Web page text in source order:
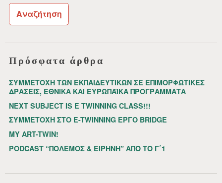
ρ
θ
ρ
ω
Πρόσφατα άρθρα
ΣΥΜΜΕΤΟΧΗ ΤΩΝ ΕΚΠΑΙΔΕΥΤΙΚΩΝ ΣΕ ΕΠΙΜΟΡΦΩΤΙΚΕΣ
ΔΡΑΣΕΙΣ, ΕΘΝΙΚΑ ΚΑΙ ΕΥΡΩΠΑΪΚΑ ΠΡΟΓΡΑΜΜΑΤΑ
NEXT SUBJECT IS E TWINNING CLASS!!!
ΣΥΜΜΕΤΟΧΗ ΣΤΟ E-TWINNING ΕΡΓΟ BRIDGE
MY ART-TWIN!
PODCAST “ΠΟΛΕΜΟΣ & ΕΙΡΗΝΗ” ΑΠΟ ΤΟ Γ΄1